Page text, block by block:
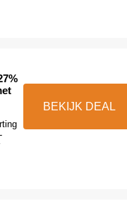
BEKIJK DEAL